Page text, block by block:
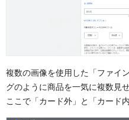
複数の画像を使用した「ファイ
グのように商品を一気に複数見
ここで「カード外」と「カード